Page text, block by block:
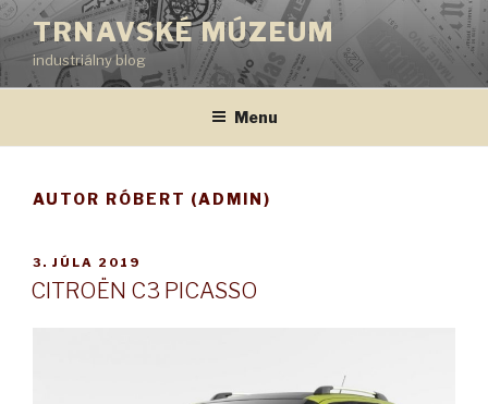
Prejsť
na
obsah
TRNAVSKÉ MÚZEUM
industriálny blog
Menu
AUTOR RÓBERT (ADMIN)
PUBLIKOVANÉ
3. JÚLA 2019
CITROËN C3 PICASSO